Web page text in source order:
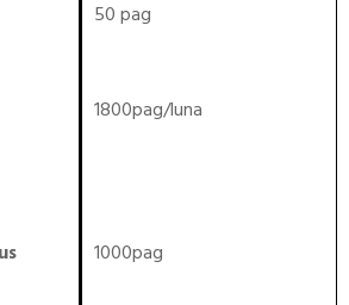
50 pag
1800pag/luna
1000pag